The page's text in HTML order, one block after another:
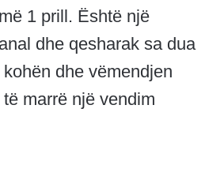
1 prill. Është një
dhe qesharak sa dua
kohën dhe vëmendjen
marrë një vendim